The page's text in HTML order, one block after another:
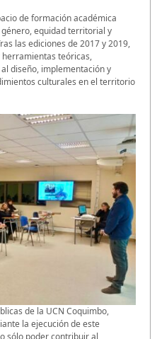
de formación académica
equidad territorial y
las ediciones de 2017 y 2019,
teóricas,
diseño, implementación y
culturales en el territorio
de la UCN Coquimbo,
la ejecución de este
sólo poder contribuir al